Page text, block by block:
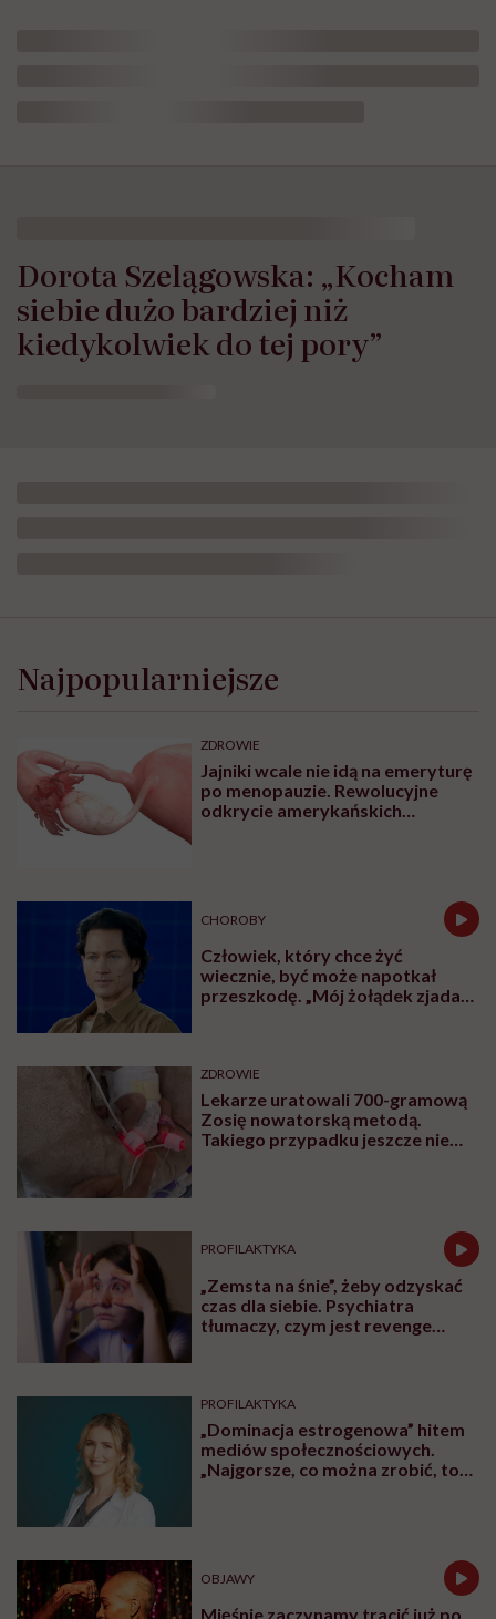
Dorota Szelągowska: „Kocham
siebie dużo bardziej niż
kiedykolwiek do tej pory”
Najpopularniejsze
ZDROWIE
Jajniki wcale nie idą na emeryturę
po menopauzie. Rewolucyjne
odkrycie amerykańskich
CHOROBY
Człowiek, który chce żyć
wiecznie, być może napotkał
przeszkodę. „Mój żołądek zjada
ZDROWIE
Lekarze uratowali 700-gramową
Zosię nowatorską metodą.
Takiego przypadku jeszcze nie
PROFILAKTYKA
„Zemsta na śnie”, żeby odzyskać
czas dla siebie. Psychiatra
tłumaczy, czym jest revenge
PROFILAKTYKA
„Dominacja estrogenowa” hitem
mediów społecznościowych.
„Najgorsze, co można zrobić, to
OBJAWY
Mięśnie zaczynamy tracić już po